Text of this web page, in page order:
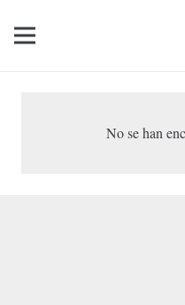
No se han